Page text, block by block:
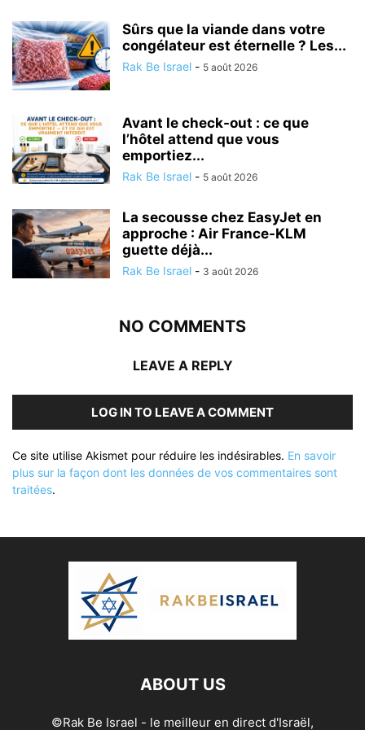
Sûrs que la viande dans votre
congélateur est éternelle ? Les...
Rak Be Israel - 5 août 2026
Avant le check-out : ce que
l’hôtel attend que vous
emportiez...
Rak Be Israel - 5 août 2026
La secousse chez EasyJet en
approche : Air France-KLM
guette déjà...
Rak Be Israel - 3 août 2026
NO COMMENTS
LEAVE A REPLY
LOG IN TO LEAVE A COMMENT
Ce site utilise Akismet pour réduire les indésirables. En savoir
plus sur la façon dont les données de vos commentaires sont
traitées.
ABOUT US
©Rak Be Israel - le meilleur en direct d'Israël,